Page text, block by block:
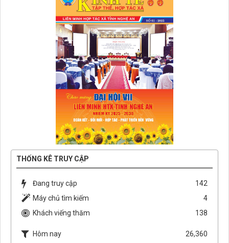
THỐNG KÊ TRUY CẬP
Đang truy cập
142
Máy chủ tìm kiếm
4
Khách viếng thăm
138
Hôm nay
26,360